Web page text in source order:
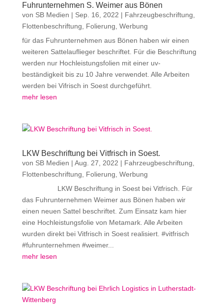
Fuhrunternehmen S. Weimer aus Bönen
von SB Medien | Sep. 16, 2022 | Fahrzeugbeschriftung
Flottenbeschriftung
Folierung Werbung
für das Fuhrunternehmen aus Bönen haben wir einen
weiteren Sattelauflieger beschriftet. Für die Beschriftung
werden nur Hochleistungsfolien mit einer uv-
beständigkeit bis zu 10 Jahre verwendet. Alle Arbeiten
werden bei Vifrisch in Soest durchgeführt.
mehr lesen
LKW Beschriftung bei Vitfrisch in Soest.
von SB Medien | Aug. 27, 2022 | Fahrzeugbeschriftung
Flottenbeschriftung
Folierung Werbung
LKW Beschriftung in Soest bei Vitfrisch. Für
das Fuhrunternehmen Weimer aus Bönen haben wir
einen neuen Sattel beschriftet. Zum Einsatz kam hier
eine Hochleistungsfolie von Metamark. Alle Arbeiten
wurden direkt bei Vitfrisch in Soest realisiert. #vitfrisch
#fuhrunternehmen #weimer...
mehr lesen